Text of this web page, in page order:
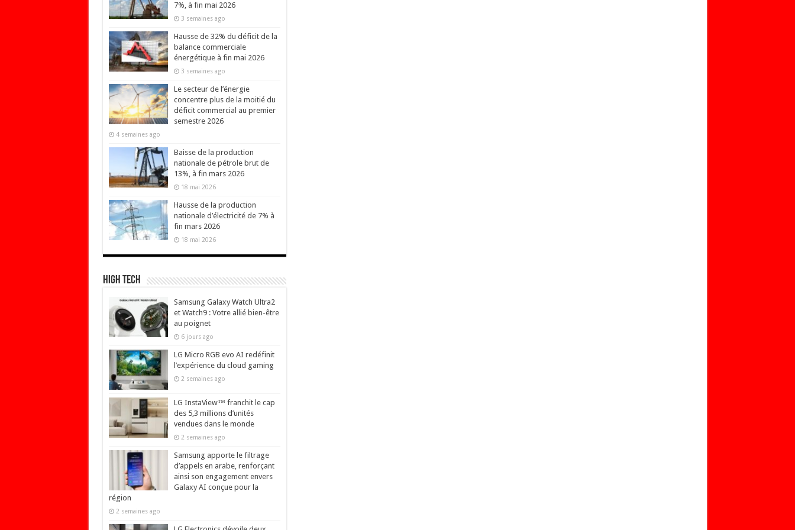
7%, à fin mai 2026
3 semaines ago
Hausse de 32% du déficit de la
balance commerciale
énergétique à fin mai 2026
3 semaines ago
Le secteur de l’énergie
concentre plus de la moitié du
déficit commercial au premier
semestre 2026
4 semaines ago
Baisse de la production
nationale de pétrole brut de
13%, à fin mars 2026
18 mai 2026
Hausse de la production
nationale d’électricité de 7% à
fin mars 2026
18 mai 2026
High Tech
Samsung Galaxy Watch Ultra2
et Watch9 : Votre allié bien-être
au poignet
6 jours ago
LG Micro RGB evo AI redéfinit
l’expérience du cloud gaming
2 semaines ago
LG InstaView™ franchit le cap
des 5,3 millions d’unités
vendues dans le monde
2 semaines ago
Samsung apporte le filtrage
d’appels en arabe, renforçant
ainsi son engagement envers
Galaxy AI conçue pour la
région
2 semaines ago